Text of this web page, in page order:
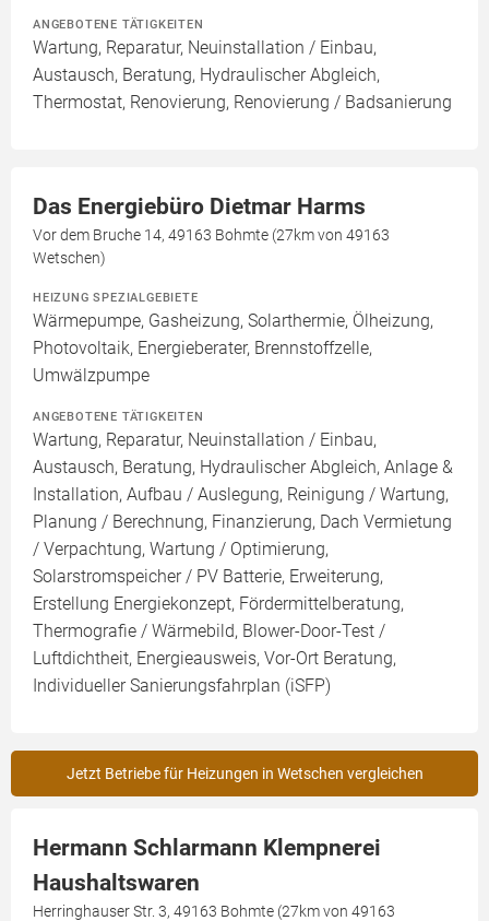
ANGEBOTENE TÄTIGKEITEN
Wartung, Reparatur, Neuinstallation / Einbau,
Austausch, Beratung, Hydraulischer Abgleich,
Thermostat, Renovierung, Renovierung / Badsanierung
Das Energiebüro Dietmar Harms
Vor dem Bruche 14, 49163 Bohmte (27km von 49163
Wetschen)
HEIZUNG SPEZIALGEBIETE
Wärmepumpe, Gasheizung, Solarthermie, Ölheizung,
Photovoltaik, Energieberater, Brennstoffzelle,
Umwälzpumpe
ANGEBOTENE TÄTIGKEITEN
Wartung, Reparatur, Neuinstallation / Einbau,
Austausch, Beratung, Hydraulischer Abgleich, Anlage &
Installation, Aufbau / Auslegung, Reinigung / Wartung,
Planung / Berechnung, Finanzierung, Dach Vermietung
/ Verpachtung, Wartung / Optimierung,
Solarstromspeicher / PV Batterie, Erweiterung,
Erstellung Energiekonzept, Fördermittelberatung,
Thermografie / Wärmebild, Blower-Door-Test /
Luftdichtheit, Energieausweis, Vor-Ort Beratung,
Individueller Sanierungsfahrplan (iSFP)
Jetzt Betriebe für Heizungen in Wetschen vergleichen
Hermann Schlarmann Klempnerei
Haushaltswaren
Herringhauser Str. 3, 49163 Bohmte (27km von 49163